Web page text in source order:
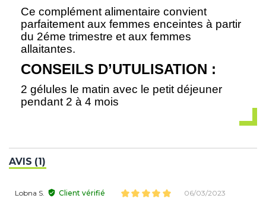
Ce complément alimentaire convient
parfaitement aux femmes enceintes à partir
du 2éme trimestre et aux femmes
allaitantes.
CONSEILS D’UTULISATION :
2 gélules le matin avec le petit déjeuner
pendant 2 à 4 mois
AVIS (1)
Lobna S. Client vérifié 06/03/2023